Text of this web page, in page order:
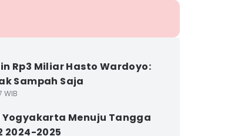
Rp3 Miliar Hasto Wardoyo:
Sampah Saja
WIB
Yogyakarta Menuju Tangga
2024-2025